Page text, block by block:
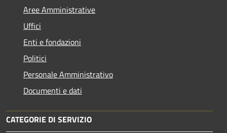
Aree Amministrative
Uffici
Enti e fondazioni
Politici
Personale Amministrativo
Documenti e dati
CATEGORIE DI SERVIZIO